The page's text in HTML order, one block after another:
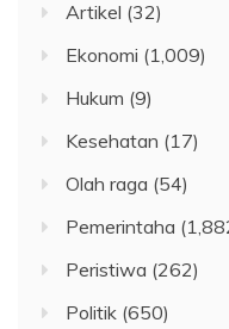
Artikel (32)
Ekonomi (1,009)
Hukum (9)
Kesehatan (17)
Olah raga (54)
Pemerintaha
Peristiwa (262)
Politik (650)